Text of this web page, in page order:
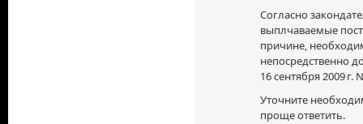
Согласно
выплчаваемые
причине,
непосредственно
16 сентября2009 г.
Уточните
проще ответить.